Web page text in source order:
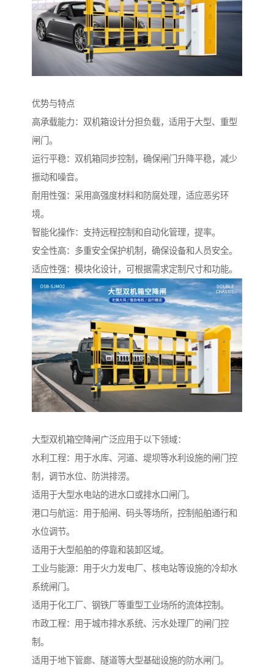
优势与特点
高承载能力：双机箱设计分担负载，适用于大型、重型
闸门。
运行平稳：双机箱同步控制，确保闸门升降平稳，减少
振动和噪音。
耐用性强：采用高强度材料和防腐处理，适应恶劣环
境。
智能化操作：支持远程控制和自动化管理，提率。
安全性高：多重安全保护机制，确保设备和人员安全。
适应性强：模块化设计，可根据需求定制尺寸和功能。
大型双机箱空降闸广泛应用于以下领域：
水利工程：用于水库、河道、堤坝等水利设施的闸门控
制，调节水位、防洪排涝。
适用于大型水电站的进水口或排水口闸门。
港口与航运：用于船闸、码头等场所，控制船舶通行和
水位调节。
适用于大型船舶的停靠和装卸区域。
工业与能源：用于火力发电厂、核电站等设施的冷却水
系统闸门。
适用于化工厂、钢铁厂等重型工业场所的流体控制。
市政工程：用于城市排水系统、污水处理厂的闸门控
制。
适用于地下管廊、隧道等大型基础设施的防水闸门。